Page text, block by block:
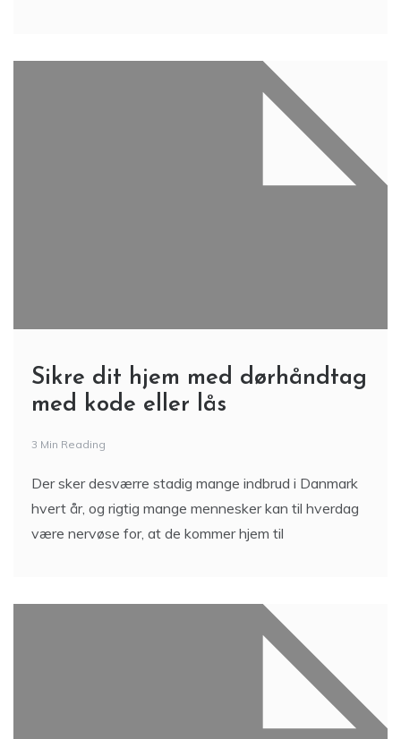
Sikre dit hjem med dørhåndtag
med kode eller lås
3 Min Reading
Der sker desværre stadig mange indbrud i Danmark
hvert år, og rigtig mange mennesker kan til hverdag
være nervøse for, at de kommer hjem til